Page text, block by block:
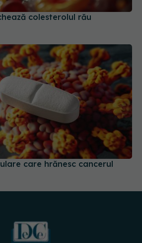
colesterolul rău
care hrănesc cancerul